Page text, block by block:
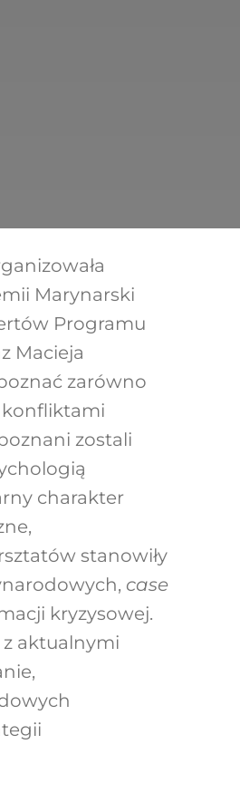
Marynarski
Programu
Macieja
zarówno
konfliktami
zostali
charakter
stanowiły
case
kryzysowej.
aktualnymi